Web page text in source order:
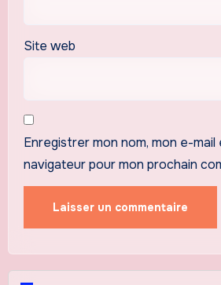
Site web
Enregistrer mon nom, mon e-mail
navigateur pour mon prochain